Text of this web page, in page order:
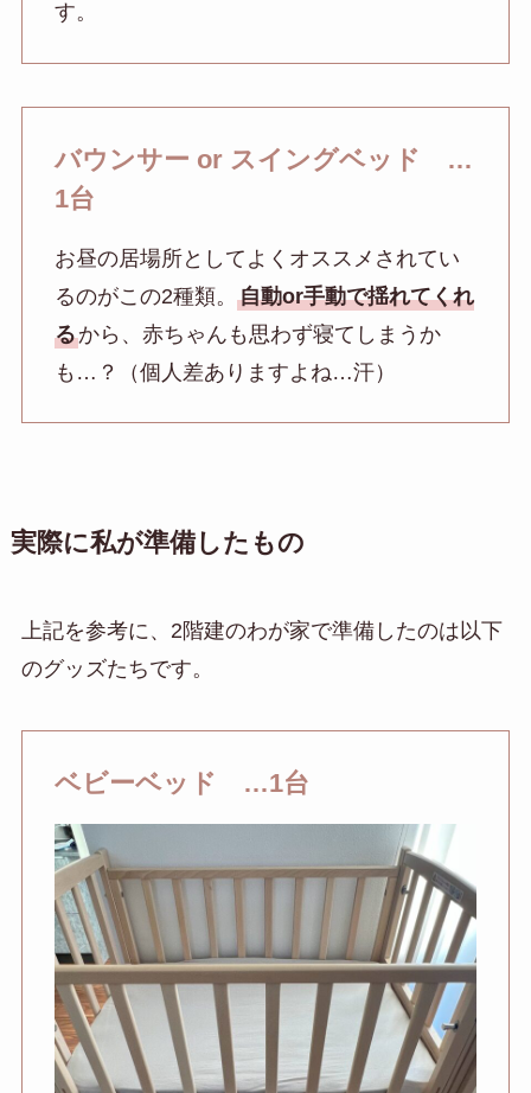
す。
バウンサー or スイングベッド …
1台
お昼の居場所としてよくオススメされてい
るのがこの2種類。 自動or手動で揺れてくれ
るから、赤ちゃんも思わず寝てしまうか
も…？（個人差ありますよね…汗）
実際に私が準備したもの
上記を参考に、2階建のわが家で準備したのは以下
のグッズたちです。
ベビーベッド …1台